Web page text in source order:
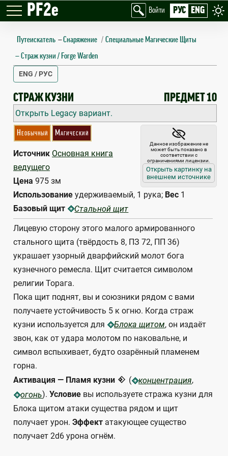
PF2e Войти РУС ENG
Путеискатель —Снаряжение
Специальные Магические Щиты
Страж кузни / Forge Warden
ENG / РУС
СТРАЖ КУЗНИ
FORGE WARDEN ПРЕДМЕТ 10
Открыть Legacy вариант.
Данное изображение не
может быть показано в
соответствии с
ограничениями лицензии.
Открыть картинку на
внешнем источнике
Необычный Магический
Источник Основная книга
ведущего
Цена 975 зм
Использование удерживаемый, 1 рука; Вес 1
Базовый щит
Стальной щит
Лицевую сторону этого малого армированного
стального щита (твёрдость 8, ПЗ 72, ПП 36)
украшает узорный дварфийский молот бога
кузнечного ремесла. Щит считается символом
религии Торага.
Пока щит поднят, вы и союзники рядом с вами
получаете устойчивость 5 к огню. Когда страж
кузни используется для
Блока щитом, он издаёт
звон, как от удара молотом по наковальне, и
символ вспыхивает, будто озарённый пламенем
горна.
Активация — Пламя кузни 4 ( концентрация,
огонь).Условие вы используете стража кузни для
Блока щитом атаки существа рядом и щит
получает урон. Эффект атакующее существо
получает 2d6 урона огнём.